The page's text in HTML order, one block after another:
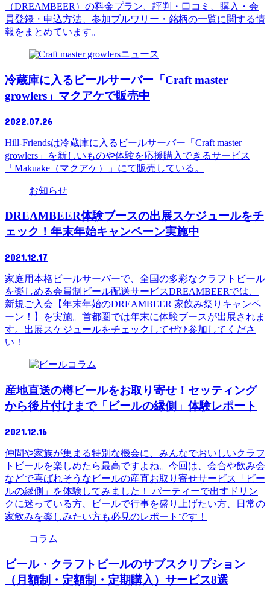
（DREAMBEER）の料金プラン、評判・口コミ、購入・会
員登録・申込方法、参加ブルワリー・銘柄の一覧に関する情
報をまとめています。
ニュース
冷蔵庫に入るビールサーバー「Craft master
growlers」マクアケで販売中
2022.07.26
Hill-Friendsは冷蔵庫に入るビールサーバー「Craft master
growlers」を新しいものや体験を応援購入できるサービス
「Makuake（マクアケ）」にて販売している。
お知らせ
DREAMBEER体験ブースの出展スケジュールをチ
ェック！年末年始キャンペーン実施中
2021.12.17
家庭用本格ビールサーバーで、全国の多彩なクラフトビール
を楽しめる会員制ビール配送サービスDREAMBEERでは、
新規ご入会【年末年始のDREAMBEER 家飲み祭りキャンペ
ーン！】を実施。首都圏では年末に体験ブースが出展されま
す。出展スケジュールをチェックしてぜひ参加してくださ
い！
コラム
産地直送の樽ビールをお取り寄せ！セッティング
から後片付けまで「ビールの縁側」体験レポート
2021.12.16
仲間や家族が集まる特別な機会に、みんなでおいしいクラフ
トビールを楽しめたら最高ですよね。今回は、会合や飲み会
などで喜ばれそうなビールの産直お取り寄せサービス「ビー
ルの縁側」を体験してみました！ パーティーで出すドリン
クに迷っている方、ビールで行事を盛り上げたい方、日常の
家飲みを楽しみたい方も必見のレポートです！
コラム
ビール・クラフトビールのサブスクリプション
（月額制・定額制・定期購入）サービス8選